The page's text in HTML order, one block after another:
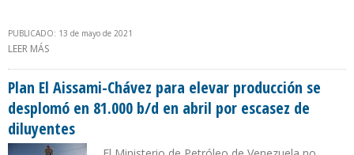
PUBLICADO: 13 de mayo de 2021
LEER MÁS
Plan El Aissami-Chávez para elevar producción se
desplomó en 81.000 b/d en abril por escasez de
diluyentes